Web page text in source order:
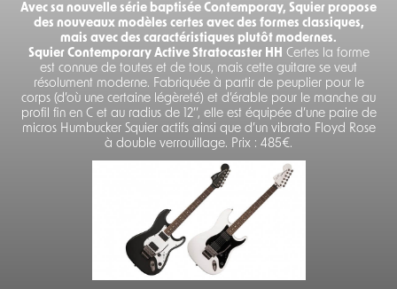
Avec sa nouvelle série baptisée Contemporay, Squier propose
des nouveaux modèles certes avec des formes classiques,
mais avec des caractéristiques plutôt modernes.
Squier Contemporary Active Stratocaster HH Certes la forme
est connue de toutes et de tous, mais cette guitare se veut
résolument moderne. Fabriquée à partir de peuplier pour le
corps (d’où une certaine légèreté) et d’érable pour le manche au
profil fin en C et au radius de 12’’, elle est équipée d’une paire de
micros Humbucker Squier actifs ainsi que d’un vibrato Floyd Rose
à double verrouillage. Prix : 485€.